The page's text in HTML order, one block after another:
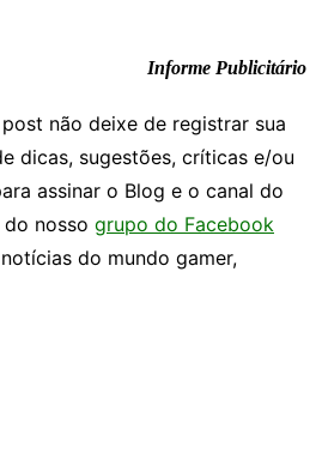
Informe Publicitário
não deixe de registrar sua
dicas, sugestões, críticas e/ou
assinar o Blog e o canal do
nosso grupo do Facebook
do mundo gamer,